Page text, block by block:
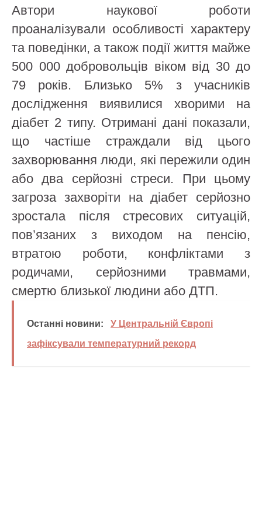
Автори наукової роботи
проаналізували особливості характеру
та поведінки, а також події життя майже
500 000 добровольців віком від 30 до
79 років. Близько 5% з учасників
дослідження виявилися хворими на
діабет 2 типу. Отримані дані показали,
що частіше страждали від цього
захворювання люди, які пережили один
або два серйозні стреси. При цьому
загроза захворіти на діабет серйозно
зростала після стресових ситуацій,
пов’язаних з виходом на пенсію,
втратою роботи, конфліктами з
родичами, серйозними травмами,
смертю близької людини або ДТП.
Останні новини:
У Центральній Європі
зафіксували температурний рекорд